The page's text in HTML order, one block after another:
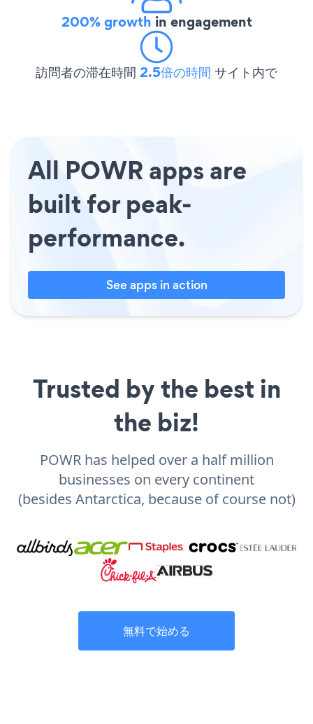
200% growth in engagement
訪問者の滞在時間 2.5倍の時間 サイト内で
All POWR apps are
built for peak-
performance.
See apps in action
Trusted by the best in
the biz!
POWR has helped over a half million
businesses on every continent
(besides Antarctica, because of course not)
無料で始める